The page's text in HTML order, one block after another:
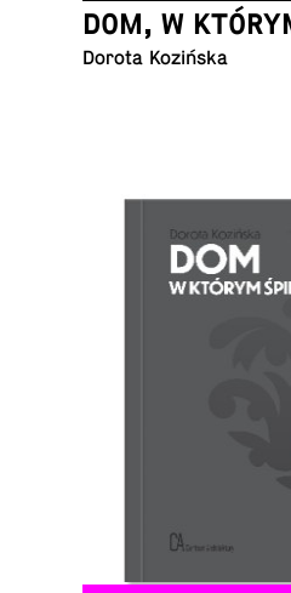
DOM, W
Dorota Kozińska